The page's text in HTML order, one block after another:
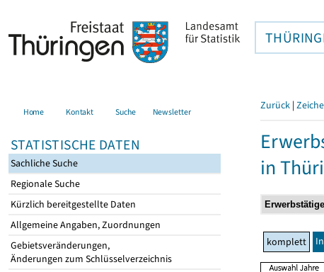
Home Kontakt Suche Newsletter
STATISTISCHE DATEN
Sachliche Suche
Regionale Suche
Kürzlich bereitgestellte Daten
Allgemeine Angaben, Zuordnungen
Gebietsveränderungen,
Änderungen zum Schlüsselverzeichnis
Zurück |
in
komplett